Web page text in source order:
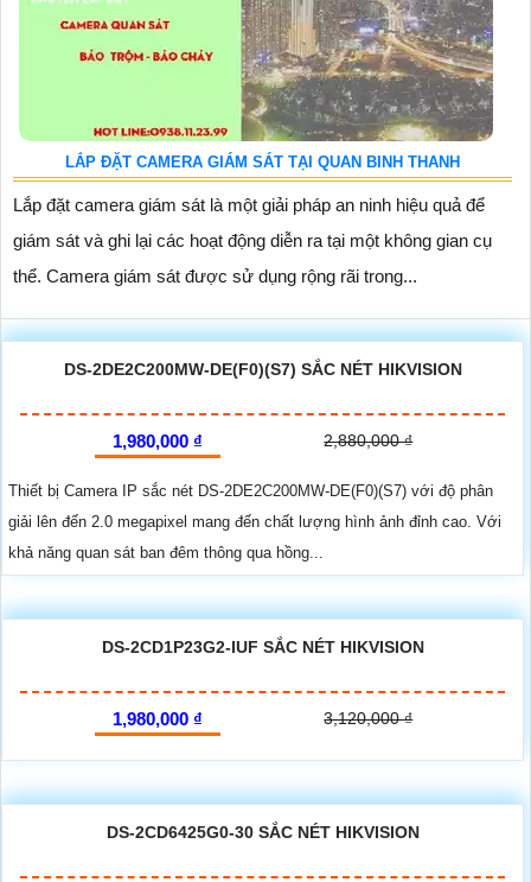
LẮP ĐẶT CAMERA GIÁM SÁT TẠI QUAN BINH THANH
Lắp đặt camera giám sát là một giải pháp an ninh hiệu quả để
giám sát và ghi lại các hoạt động diễn ra tại một không gian cụ
thể. Camera giám sát được sử dụng rộng rãi trong...
DS-2DE2C200MW-DE(F0)(S7) SẮC NÉT HIKVISION
1,980,000 ₫ 2,880,000 ₫
Thiết bị Camera IP sắc nét DS-2DE2C200MW-DE(F0)(S7) với độ phân
giải lên đến 2.0 megapixel mang đến chất lượng hình ảnh đỉnh cao. Với
khả năng quan sát ban đêm thông qua hồng...
DS-2CD1P23G2-IUF SẮC NÉT HIKVISION
1,980,000 ₫ 3,120,000 ₫
DS-2CD6425G0-30 SẮC NÉT HIKVISION